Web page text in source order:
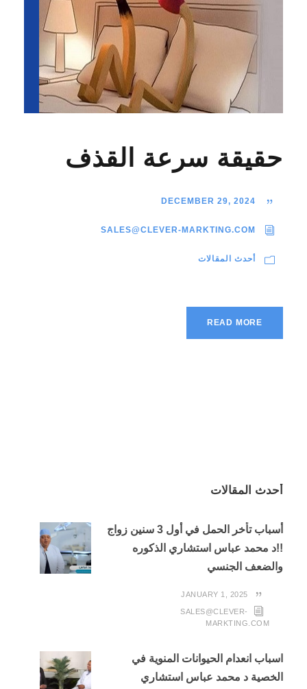
حقيقة سرعة القذف
DECEMBER 29, 2024
SALES@CLEVER-MARKTING.COM
أحدث المقالات
READ MORE
أحدث المقالات
أسباب تأخر الحمل في أول 3 سنين زواج
!!د محمد عباس استشاري الذكوره
والضعف الجنسي
JANUARY 1, 2025
SALES@CLEVER-
MARKTING.COM
اسباب انعدام الحيوانات المنوية في
الخصية د محمد عباس استشاري